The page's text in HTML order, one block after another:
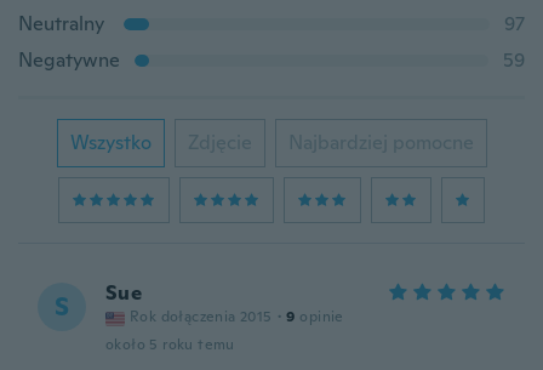
Neutralny
97
Negatywne
59
Wszystko Zdjęcie Najbardziej pomocne
S Sue
Rok dołączenia 2015 · 9 opinie
około 5 roku temu